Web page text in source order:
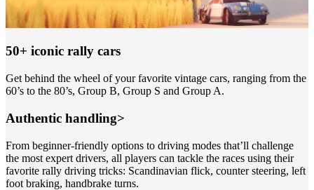
50+ iconic rally cars
Get behind the wheel of your favorite vintage cars, ranging from the
60’s to the 80’s, Group B, Group S and Group A.
Authentic handling>
From beginner-friendly options to driving modes that’ll challenge
the most expert drivers, all players can tackle the races using their
favorite rally driving tricks: Scandinavian flick, counter steering, left
foot braking, handbrake turns.